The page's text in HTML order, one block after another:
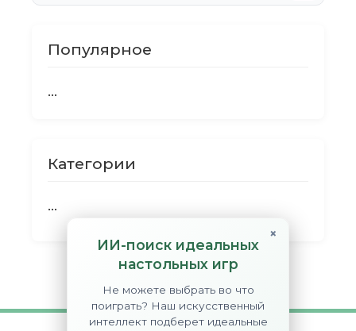
×
ИИ-поиск идеальных
настольных игр
Не можете выбрать во что
поиграть? Наш искусственный
интеллект подберет идеальные
Популярное
...
Категории
...